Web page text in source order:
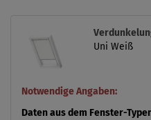
Uni Weiß
Notwendige Angaben:
Daten aus dem Fenster-